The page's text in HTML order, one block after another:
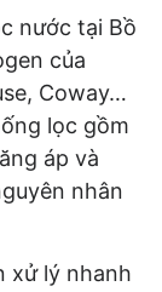
nước tại Bồ
của
Coway…
lọc gồm
áp và
nhân
xử lý nhanh